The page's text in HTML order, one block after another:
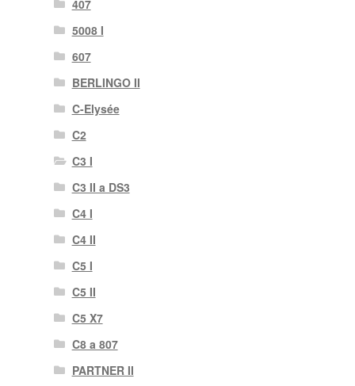
407
5008 I
607
BERLINGO II
C-Elysée
C2
C3 I
C3 II a DS3
C4 I
C4 II
C5 I
C5 II
C5 X7
C8 a 807
PARTNER II